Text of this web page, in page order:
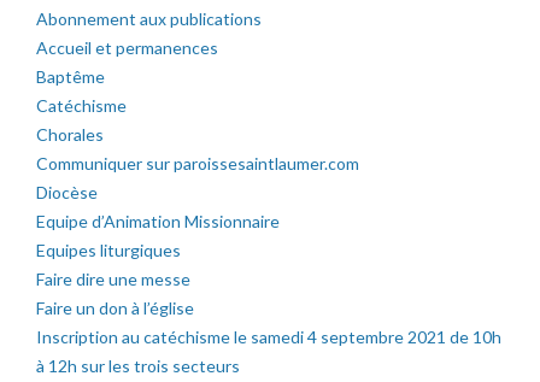
Abonnement aux publications
Accueil et permanences
Baptême
Catéchisme
Chorales
Communiquer sur paroissesaintlaumer.com
Diocèse
Equipe d’Animation Missionnaire
Equipes liturgiques
Faire dire une messe
Faire un don à l’église
Inscription au catéchisme le samedi 4 septembre 2021 de 10h
à 12h sur les trois secteurs